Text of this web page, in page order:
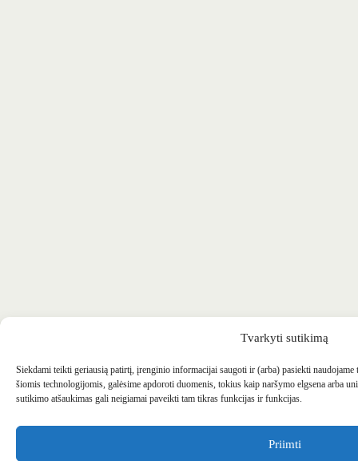
Tvarkyti sutikimą
Siekdami teikti geriausią patirtį, įrenginio informacijai saugoti ir (arba) pasiekti
šiomis technologijomis, galėsime apdoroti duomenis, tokius kaip naršymo elgsena arba
sutikimo atšaukimas gali neigiamai paveikti tam tikras funkcijas ir funkcijas.
Priimti